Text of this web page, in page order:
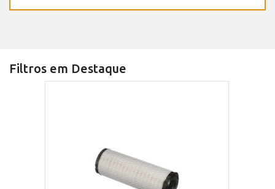
Filtros em Destaque